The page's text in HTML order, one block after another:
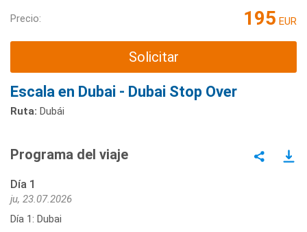
Precio: 195 EUR
Solicitar
Escala en Dubai - Dubai Stop Over
Ruta: Dubái
Programa del viaje
Día 1
ju, 23.07.2026
Día 1: Dubai